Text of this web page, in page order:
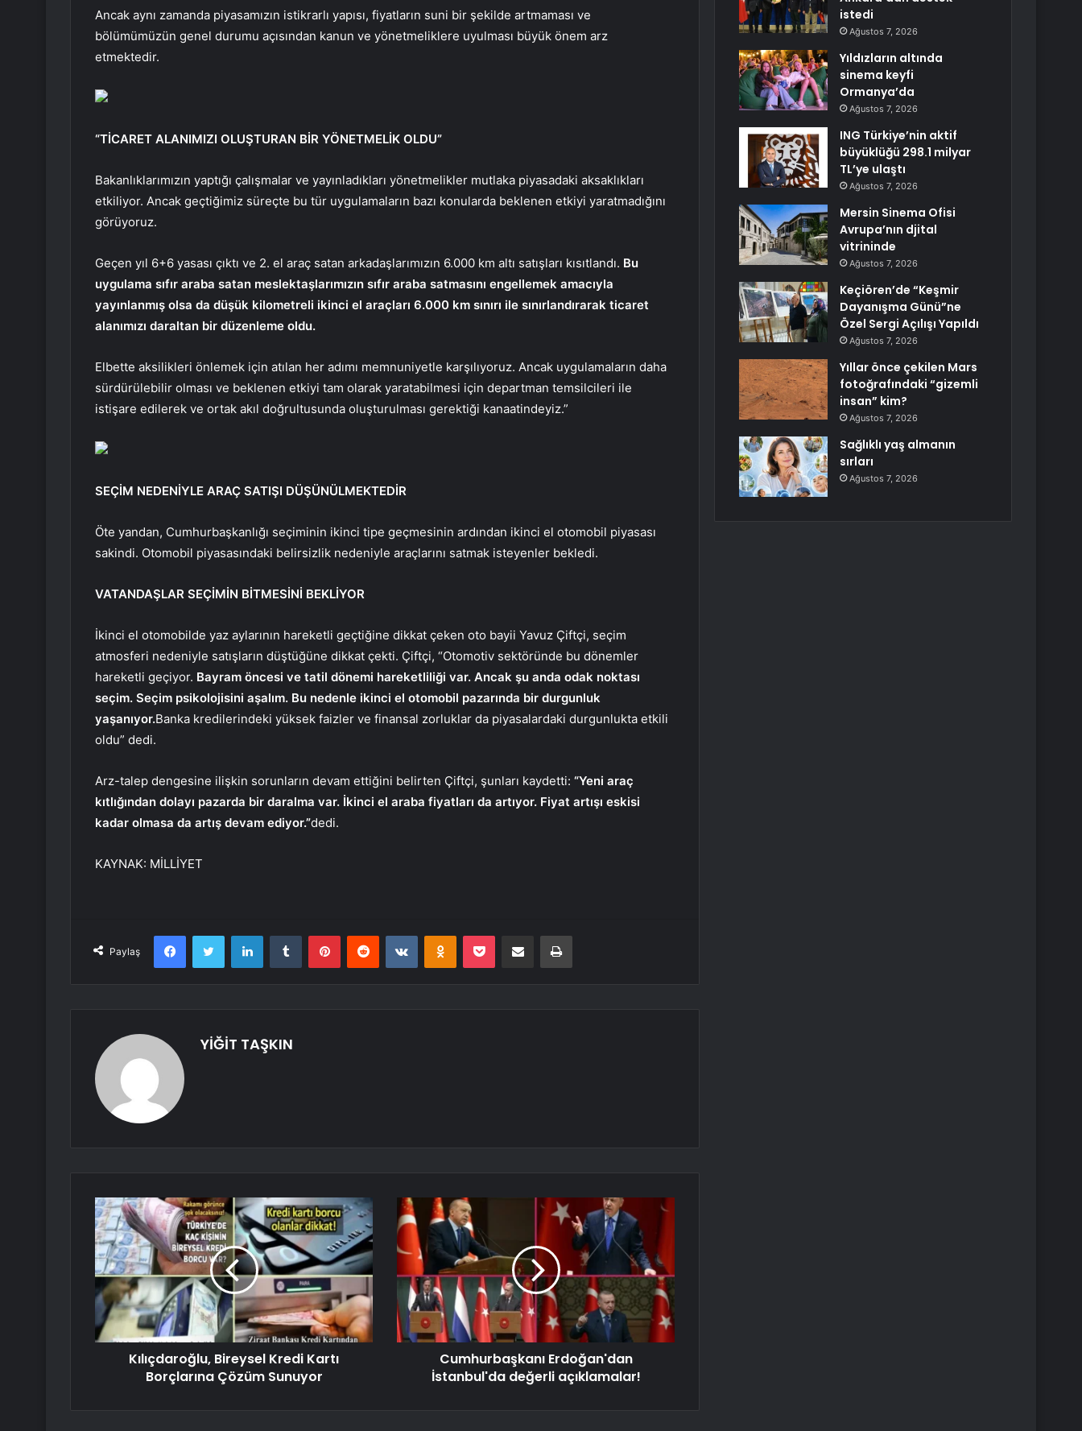
Ancak aynı zamanda piyasamızın istikrarlı yapısı, fiyatların suni bir şekilde artmaması ve
bölümümüzün genel durumu açısından kanun ve yönetmeliklere uyulması büyük önem arz
etmektedir.
“TİCARET ALANIMIZI OLUŞTURAN BİR YÖNETMELİK OLDU”
Bakanlıklarımızın yaptığı çalışmalar ve yayınladıkları yönetmelikler mutlaka piyasadaki aksaklıkları
etkiliyor. Ancak geçtiğimiz süreçte bu tür uygulamaların bazı konularda beklenen etkiyi yaratmadığını
görüyoruz.
Geçen yıl 6+6 yasası çıktı ve 2. el araç satan arkadaşlarımızın 6.000 km altı satışları kısıtlandı. Bu
uygulama sıfır araba satan meslektaşlarımızın sıfır araba satmasını engellemek amacıyla
yayınlanmış olsa da düşük kilometreli ikinci el araçları 6.000 km sınırı ile sınırlandırarak ticaret
alanımızı daraltan bir düzenleme oldu.
Elbette aksilikleri önlemek için atılan her adımı memnuniyetle karşılıyoruz. Ancak uygulamaların daha
sürdürülebilir olması ve beklenen etkiyi tam olarak yaratabilmesi için departman temsilcileri ile
istişare edilerek ve ortak akıl doğrultusunda oluşturulması gerektiği kanaatindeyiz.”
SEÇİM NEDENİYLE ARAÇ SATIŞI DÜŞÜNÜLMEKTEDİR
Öte yandan, Cumhurbaşkanlığı seçiminin ikinci tipe geçmesinin ardından ikinci el otomobil piyasası
sakindi. Otomobil piyasasındaki belirsizlik nedeniyle araçlarını satmak isteyenler bekledi.
VATANDAŞLAR SEÇİMİN BİTMESİNİ BEKLİYOR
İkinci el otomobilde yaz aylarının hareketli geçtiğine dikkat çeken oto bayii Yavuz Çiftçi, seçim
atmosferi nedeniyle satışların düştüğüne dikkat çekti. Çiftçi, “Otomotiv sektöründe bu dönemler
hareketli geçiyor. Bayram öncesi ve tatil dönemi hareketliliği var. Ancak şu anda odak noktası
seçim. Seçim psikolojisini aşalım. Bu nedenle ikinci el otomobil pazarında bir durgunluk
yaşanıyor.Banka kredilerindeki yüksek faizler ve finansal zorluklar da piyasalardaki durgunlukta etkili
oldu” dedi.
Arz-talep dengesine ilişkin sorunların devam ettiğini belirten Çiftçi, şunları kaydetti: “Yeni araç
kıtlığından dolayı pazarda bir daralma var. İkinci el araba fiyatları da artıyor. Fiyat artışı eskisi
kadar olmasa da artış devam ediyor.”dedi.
KAYNAK: MİLLİYET
Paylaş
FacebookTwitter LinkedInTumblr PinterestReddit VKontakteOdnoklassniki
Pocket E-Posta ile paylaş Yazdır
YİĞİT TAŞKIN
Kılıçdaroğlu, Bireysel Kredi Kartı
Borçlarına Çözüm Sunuyor
Cumhurbaşkanı Erdoğan'dan
İstanbul'da değerli açıklamalar!
istedi
Ağustos 7, 2026
Yıldızların altında
sinema keyfi
Ormanya’da
Ağustos 7, 2026
ING Türkiye’nin aktif
büyüklüğü 298.1 milyar
TL’ye ulaştı
Ağustos 7, 2026
Mersin Sinema Ofisi
Avrupa’nın djital
vitrininde
Ağustos 7, 2026
Keçiören’de “Keşmir
Dayanışma Günü”ne
Özel Sergi Açılışı Yapıldı
Ağustos 7, 2026
Yıllar önce çekilen Mars
fotoğrafındaki “gizemli
insan” kim?
Ağustos 7, 2026
Sağlıklı yaş almanın
sırları
Ağustos 7, 2026